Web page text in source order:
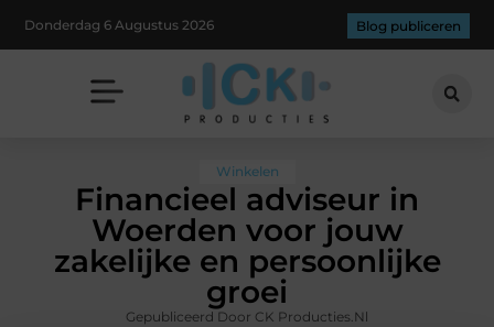
Donderdag 6 Augustus 2026 Blog publiceren
Winkelen
Financieel adviseur in
Woerden voor jouw
zakelijke en persoonlijke
groei
Gepubliceerd Door CK Producties.nl